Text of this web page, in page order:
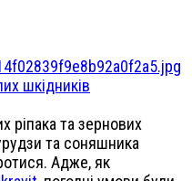
шкідників
ріпака та зернових
та соняшника
Адже, як